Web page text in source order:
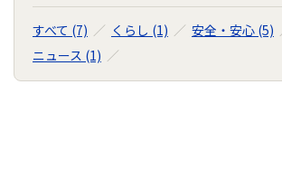
すべて (7) くらし (1)
安全・安心 (5)
ニュース (1)